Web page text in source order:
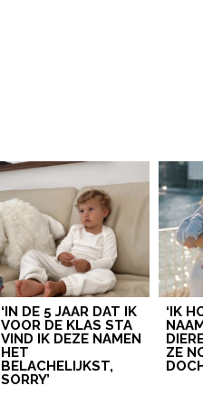
‘IN DE 5 JAAR DAT IK
VOOR DE KLAS STA
VIND IK DEZE NAMEN
HET
BELACHELIJKST,
SORRY’
‘IK
ZE